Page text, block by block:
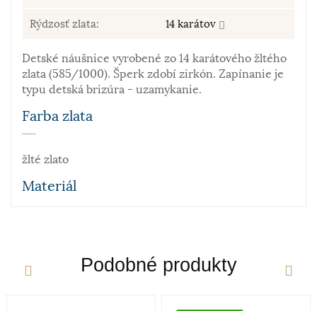
Rýdzosť zlata: 14 karátov
Detské náušnice vyrobené zo 14 karátového žltého
zlata (585/1000). Šperk zdobí zirkón. Zapínanie je
typu detská brizúra - uzamykanie.
Farba zlata
žlté zlato
Materiál
sa používa najmä na výrobu šperkov. Samotné rýdze
zlato je príliš mäkké a šperky z neho zhotovené by
a niklu navyše sfarbujú vzniknutú zliatinu – vzniká
Podobné produkty